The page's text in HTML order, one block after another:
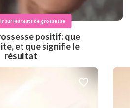
sur les tests de grossesse
positif: que
et que signifie le
résultat